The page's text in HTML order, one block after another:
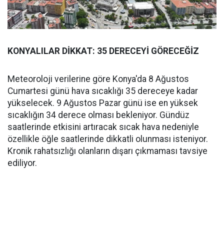
KONYALILAR DİKKAT: 35 DERECEYİ GÖRECEĞİZ
Meteoroloji verilerine göre Konya'da 8 Ağustos
Cumartesi günü hava sıcaklığı 35 dereceye kadar
yükselecek. 9 Ağustos Pazar günü ise en yüksek
sıcaklığın 34 derece olması bekleniyor. Gündüz
saatlerinde etkisini artıracak sıcak hava nedeniyle
özellikle öğle saatlerinde dikkatli olunması isteniyor.
Kronik rahatsızlığı olanların dışarı çıkmaması tavsiye
ediliyor.